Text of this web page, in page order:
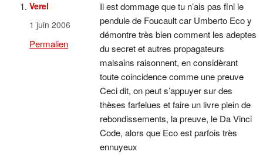
Verel
1 juin 2006
Permalien
Il est dommage que tu n’ais pas fini le
pendule de Foucault car Umberto Eco y
démontre très bien comment les adeptes
du secret et autres propagateurs
malsains raisonnent, en considèrant
toute coincidence comme une preuve
Ceci dit, on peut s’appuyer sur des
thèses farfelues et faire un livre plein de
rebondissements, la preuve, le Da Vinci
Code, alors que Eco est parfois très
ennuyeux